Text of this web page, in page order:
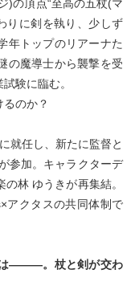
)の頂点“至高の五杖(マ
りに剣を執り、少しず
年トップのリアーナた
の魔導士から襲撃を受
験に臨む。
のか？
就任し、新たに監督と
参加。キャラクターデ
林 ゆうきが再集結。
アクタスの共同体制で
は―――。杖と剣が交わ